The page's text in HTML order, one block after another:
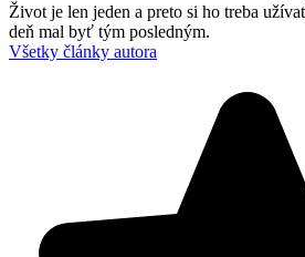
Život je len jeden a preto si ho treba
deň mal byť tým posledným.
Všetky články autora